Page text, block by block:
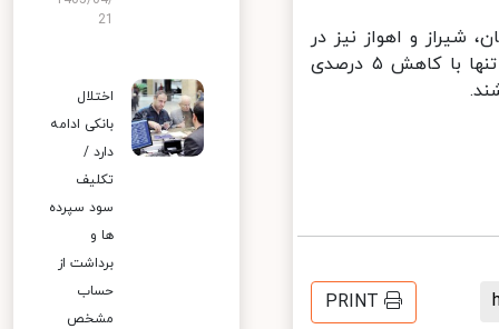
شیراز و اهواز نیز در
محدوده زرد قرار گرفته‌اند. هم‌وطنان ساکن در مناطق یاد شده می‌توانند تنها با کاهش ۵ درصدی
PRINT
اختلال
بانکی ادامه
دارد /
تکلیف
سود سپرده
ها و
برداشت از
حساب
مشخص